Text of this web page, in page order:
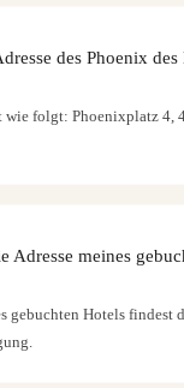
des Phoenix des
wie folgt: Phoenixplatz 4,
Adresse meines
gebuchten Hotels findest